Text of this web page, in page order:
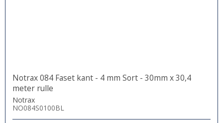
Notrax 084 Faset kant - 4 mm Sort - 30mm x 30,4
meter rulle
Notrax
NO084S0100BL